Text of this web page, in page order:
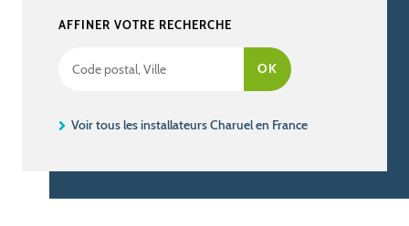
AFFINER VOTRE RECHERCHE
Voir tous les installateurs Charuel en France